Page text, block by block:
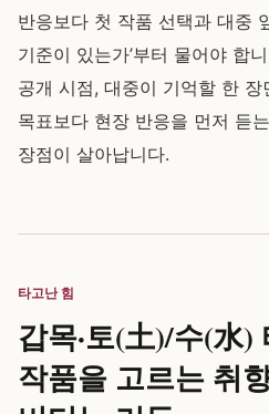
반응보다 첫 작품 선택과 대중
기준이 있는가’부터 물어야 합
공개 시점, 대중이 기억할 한 장
목표보다 현장 반응을 먼저 듣
장점이 살아납니다.
타고난 힘
갑목·토(土)/수(水)
작품을 고르는 취